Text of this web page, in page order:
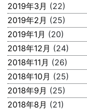
2019年3月 (22)
2019年2月 (25)
2019年1月 (20)
2018年12月 (24)
2018年11月 (26)
2018年10月 (25)
2018年9月 (25)
2018年8月 (21)